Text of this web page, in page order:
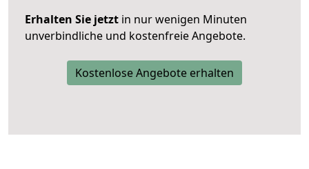
Erhalten Sie jetzt in nur wenigen Minuten
unverbindliche und kostenfreie Angebote.
Kostenlose Angebote erhalten